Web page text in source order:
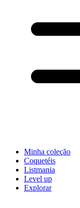
Minha coleção
Coquetéis
Listmania
Level up
Explorar